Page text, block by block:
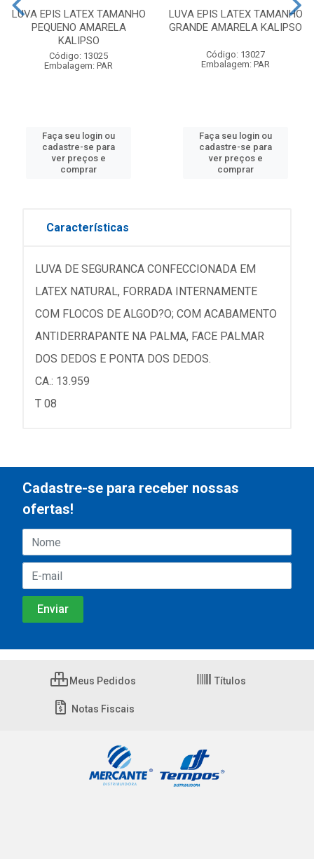
LUVA EPIS LATEX TAMANHO
PEQUENO AMARELA
KALIPSO
Código: 13025
Embalagem: PAR
Faça seu login ou
cadastre-se para
ver preços e
comprar
LUVA EPIS LATEX TAMANHO
GRANDE AMARELA KALIPSO
Código: 13027
Embalagem: PAR
Faça seu login ou
cadastre-se para
ver preços e
comprar
Características
LUVA DE SEGURANCA CONFECCIONADA EM
LATEX NATURAL, FORRADA INTERNAMENTE
COM FLOCOS DE ALGOD?O; COM ACABAMENTO
ANTIDERRAPANTE NA PALMA, FACE PALMAR
DOS DEDOS E PONTA DOS DEDOS.
CA.: 13.959
T 08
Cadastre-se para receber nossas
ofertas!
Meus Pedidos Títulos
Notas Fiscais